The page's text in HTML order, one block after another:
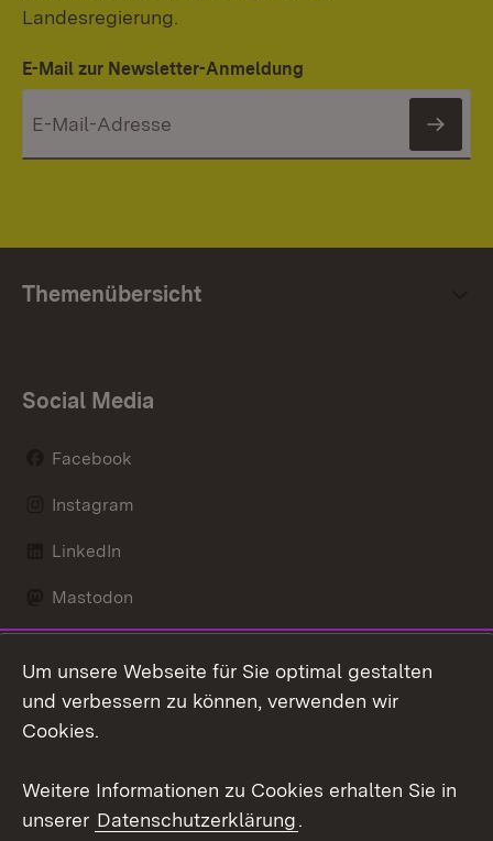
Landesregierung.
E-Mail zur Newsletter-Anmeldung
Themenübersicht
Social Media
Facebook
Instagram
LinkedIn
Mastodon
X / Twitter
Youtube
Kontakt
Datenschutz
Um unsere Webseite für Sie optimal gestalten
und verbessern zu können, verwenden wir
Cookies.
Weitere Informationen zu Cookies erhalten Sie in
unserer Datenschutzerklärung.